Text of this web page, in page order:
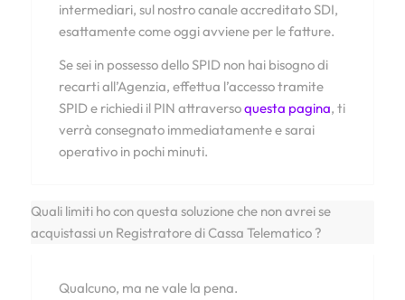
intermediari, sul nostro canale accreditato SDI,
esattamente come oggi avviene per le fatture.
Se sei in possesso dello SPID non hai bisogno di
recarti all’Agenzia, effettua l’accesso tramite
SPID e richiedi il PIN attraversoquesta pagina, ti
verrà consegnato immediatamente e sarai
operativo in pochi minuti.
Quali limiti ho con questa soluzione che non avrei se
acquistassi un Registratore di Cassa Telematico ?
Qualcuno, ma ne vale la pena.